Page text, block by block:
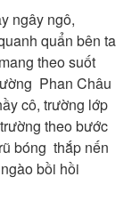
ngây ngô,
quẩn bên ta
theo suốt
Phan Châu
cô, trường lớp
theo bước
bóng thắp nến
bồi hồi